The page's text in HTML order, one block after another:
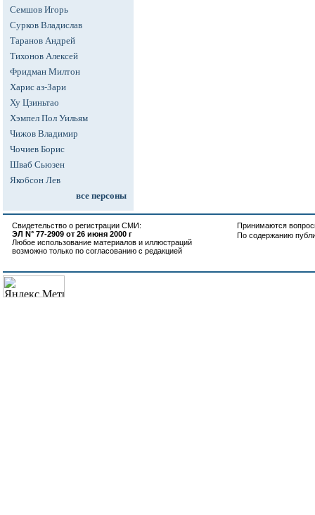
Семшов Игорь
Сурков Владислав
Таранов Андрей
Тихонов Алексей
Фридман Милтон
Харис аз-Зари
Ху Цзиньтао
Хэмпел Пол Уильям
Чижов Владимир
Чочиев Борис
Шваб Сьюзен
Якобсон Лев
все персоны
Свидетельство о регистрации СМИ:
ЭЛ N° 77-2909 от 26 июня 2000 г
Любое использование материалов и иллюстраций
возможно только по согласованию с редакцией
Принимаются
По содержанию